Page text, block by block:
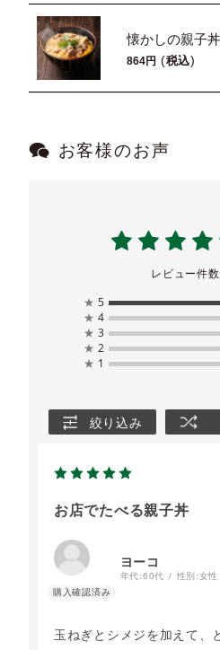
懐かしの親子
864 税込
お客様のお声
レビュー件数
★ 5
★ 4
★ 3
★ 2
★ 1
絞り込み
お店でたべる親子丼
ヨーコ
年代:60代 性別:女性
玉ねぎとシメジを加えて、